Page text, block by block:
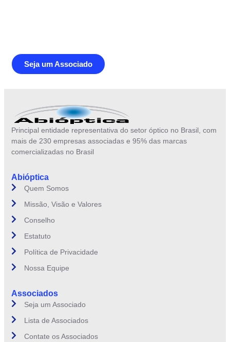
Seja um Associado
Principal entidade representativa do setor óptico no Brasil, com
mais de 230 empresas associadas e 95% das marcas
comercializadas no Brasil
Abióptica
Quem Somos
Missão, Visão e Valores
Conselho
Estatuto
Política de Privacidade
Nossa Equipe
Associados
Seja um Associado
Lista de Associados
Contate os Associados